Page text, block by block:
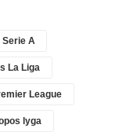
A
La Liga
League
lyga